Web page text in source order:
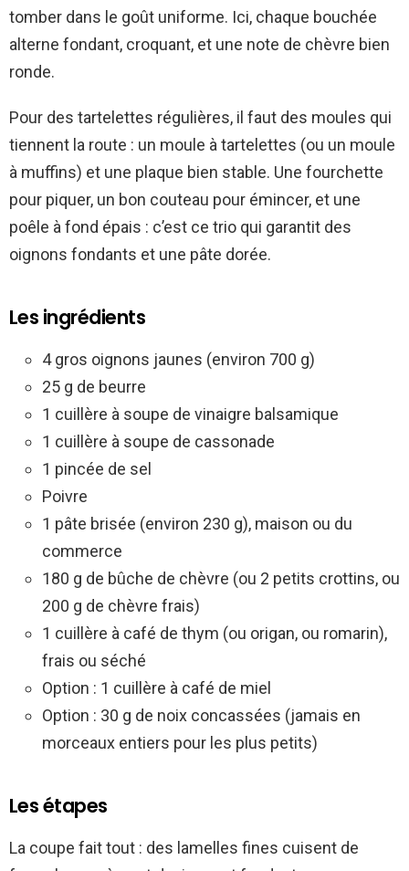
tomber dans le goût uniforme. Ici, chaque bouchée
alterne fondant, croquant, et une note de chèvre bien
ronde.
Pour des tartelettes régulières, il faut des moules qui
tiennent la route : un moule à tartelettes (ou un moule
à muffins) et une plaque bien stable. Une fourchette
pour piquer, un bon couteau pour émincer, et une
poêle à fond épais : c’est ce trio qui garantit des
oignons fondants et une pâte dorée.
Les ingrédients
4 gros oignons jaunes (environ 700 g)
25 g de beurre
1 cuillère à soupe de vinaigre balsamique
1 cuillère à soupe de cassonade
1 pincée de sel
Poivre
1 pâte brisée (environ 230 g), maison ou du
commerce
180 g de bûche de chèvre (ou 2 petits crottins, ou
200 g de chèvre frais)
1 cuillère à café de thym (ou origan, ou romarin),
frais ou séché
Option : 1 cuillère à café de miel
Option : 30 g de noix concassées (jamais en
morceaux entiers pour les plus petits)
Les étapes
La coupe fait tout : des lamelles fines cuisent de